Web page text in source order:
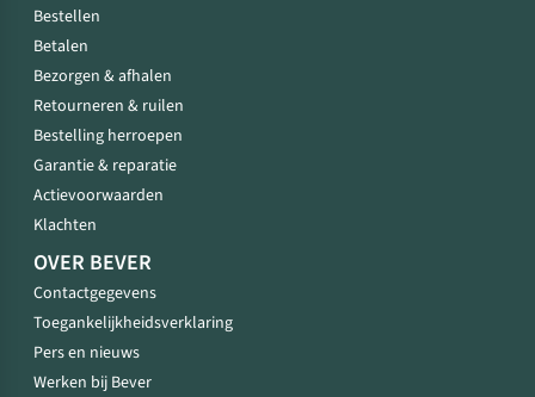
Bestellen
Betalen
Bezorgen & afhalen
Retourneren & ruilen
Bestelling herroepen
Garantie & reparatie
Actievoorwaarden
Klachten
OVER BEVER
Contactgegevens
Toegankelijkheidsverklaring
Pers en nieuws
Werken bij Bever